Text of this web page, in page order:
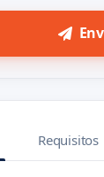
Requisitos